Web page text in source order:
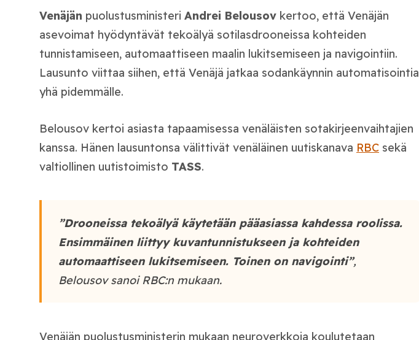
Venäjän puolustusministeri Andrei Belousov kertoo, että Venäjän
asevoimat hyödyntävät tekoälyä sotilasdrooneissa kohteiden
tunnistamiseen, automaattiseen maalin lukitsemiseen ja navigointiin.
Lausunto viittaa siihen, että Venäjä jatkaa sodankäynnin automatisointia
yhä pidemmälle.
Belousov kertoi asiasta tapaamisessa venäläisten sotakirjeenvaihtajien
kanssa. Hänen lausuntonsa välittivät venäläinen uutiskanava RBC sekä
valtiollinen uutistoimisto TASS.
”Drooneissa tekoälyä käytetään pääasiassa kahdessa roolissa.
Ensimmäinen liittyy kuvantunnistukseen ja kohteiden
automaattiseen lukitsemiseen. Toinen on navigointi”,
Belousov sanoi RBC:n mukaan.
Venäjän puolustusministerin mukaan neuroverkkoja koulutetaan